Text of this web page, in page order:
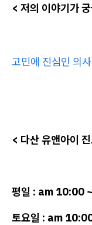
< 저의 이야기가
고민에 진심인 의
< 다산 유앤아이
평일 : am 10:00
토요일 : am